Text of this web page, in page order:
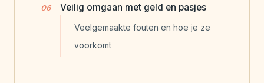
Veilig omgaan met geld en pasjes
Veelgemaakte fouten en hoe je ze
voorkomt